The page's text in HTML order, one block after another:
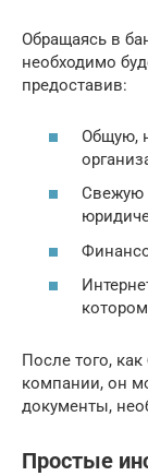
Обращаясь в
необходимо
предоставив:
Общую,
Свежую
После того,
компании, он
документы,
Простые